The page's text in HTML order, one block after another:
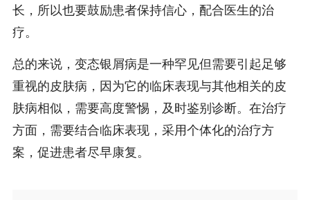
长，所以也要鼓励患者保持信心，配合医生的治
疗。
总的来说，变态银屑病是一种罕见但需要引起足够
重视的皮肤病，因为它的临床表现与其他相关的皮
肤病相似，需要高度警惕，及时鉴别诊断。在治疗
方面，需要结合临床表现，采用个体化的治疗方
案，促进患者尽早康复。